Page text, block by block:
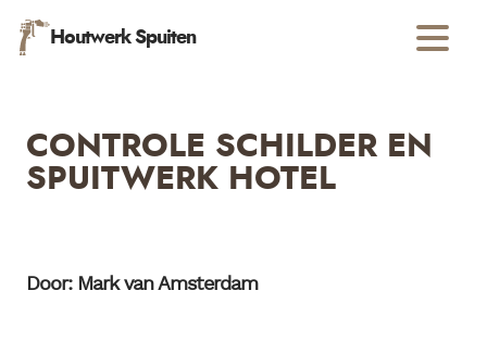
Houtwerk Spuiten
CONTROLE SCHILDER EN
SPUITWERK HOTEL
Door: Mark van Amsterdam